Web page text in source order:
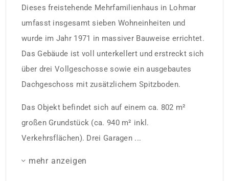
Dieses freistehende Mehrfamilienhaus in Lohmar
umfasst insgesamt sieben Wohneinheiten und
wurde im Jahr 1971 in massiver Bauweise errichtet.
Das Gebäude ist voll unterkellert und erstreckt sich
über drei Vollgeschosse sowie ein ausgebautes
Dachgeschoss mit zusätzlichem Spitzboden.
Das Objekt befindet sich auf einem ca. 802 m²
großen Grundstück (ca. 940 m² inkl.
Verkehrsflächen). Drei Garagen ...
mehr anzeigen